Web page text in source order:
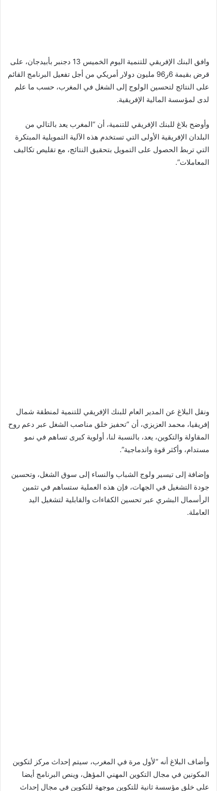
وافق البنك الإفريقي للتنمية اليوم الخميس 13 دجنبر بأبيدجان، على
قرض بقيمة 6ر96 مليون دولار أمريكي من أجل تفعيل البرنامج القائم
على النتائج لتحسين الولوج إلى الشغل في المغرب، حسب ما علم
لدى لمؤسسة المالية الإفريقية.
وأوضح بلاغ للبنك الإفريقي للتنمية، أن “المغرب يعد بالتالي من
البلدان الإفريقية الأولى التي تستخدم هذه الآلية التمويلية المبتكرة
التي تربط الحصول على التمويل بتحقيق النتائج، مع تقليص تكاليف
المعاملات”.
ونقل البلاغ عن المدير العام للبنك الإفريقي للتنمية لمنطقة شمال
إفريقيا، محمد العزيزي، أن “تحفيز خلق مناصب الشغل عبر دعم روح
المقاولة والتكوين، يعد، بالنسبة لنا، أولوية كبرى تساهم في نمو
مستدام، وأكثر قوة واندماجية”.
وإضافة إلى تيسير ولوج الشباب والنساء إلى سوق الشغل، وتحسين
جودة التشغيل في الجهات، فإن هذه العملية ستساهم في تثمين
الرأسمال البشري عبر تحسين الكفاءات والقابلية لتشغيل اليد
العاملة.
وأضاف البلاغ أنه “لأول مرة في المغرب، سيتم إحداث مركز لتكوين
المكونين في مجال التكوين المهني المؤهل، وينص البرنامج أيضا
على خلق مؤسسة ثانية للتكوين موجهة للتكوين في مجال إحداث